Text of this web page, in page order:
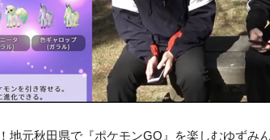
地元秋田県で『ポケモンGO』を楽しむゆずみん